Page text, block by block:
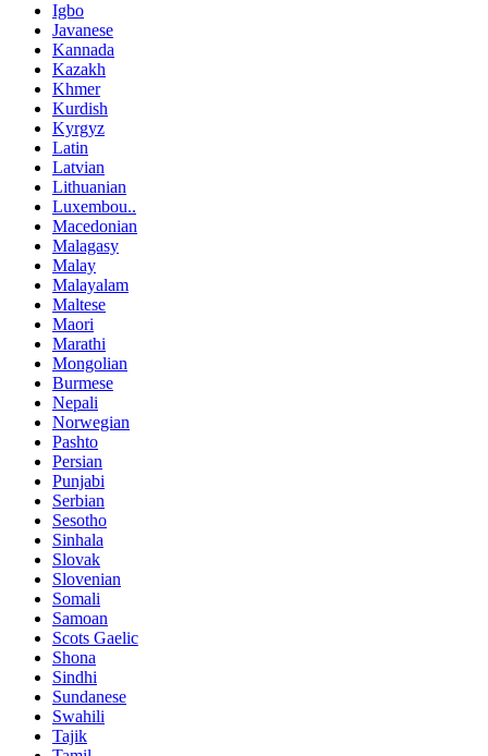
Igbo
Javanese
Kannada
Kazakh
Khmer
Kurdish
Kyrgyz
Latin
Latvian
Lithuanian
Luxembou..
Macedonian
Malagasy
Malay
Malayalam
Maltese
Maori
Marathi
Mongolian
Burmese
Nepali
Norwegian
Pashto
Persian
Punjabi
Serbian
Sesotho
Sinhala
Slovak
Slovenian
Somali
Samoan
Scots Gaelic
Shona
Sindhi
Sundanese
Swahili
Tajik